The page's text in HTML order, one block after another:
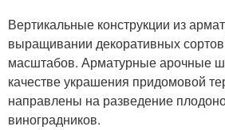
Вертикальные конструкции из
выращивании декоративных
масштабов. Арматурные арочные
качестве украшения придомовой
направлены на разведение
виноградников.